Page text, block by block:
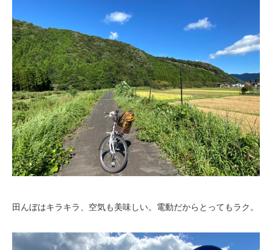
田んぼはキラキラ、空気も美味しい。電動だからとってもラク。